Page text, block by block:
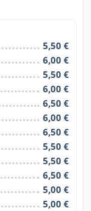
5,50 €
6,00 €
5,50 €
6,00 €
6,50 €
6,00 €
6,50 €
5,50 €
5,50 €
6,50 €
5,00 €
5,00 €